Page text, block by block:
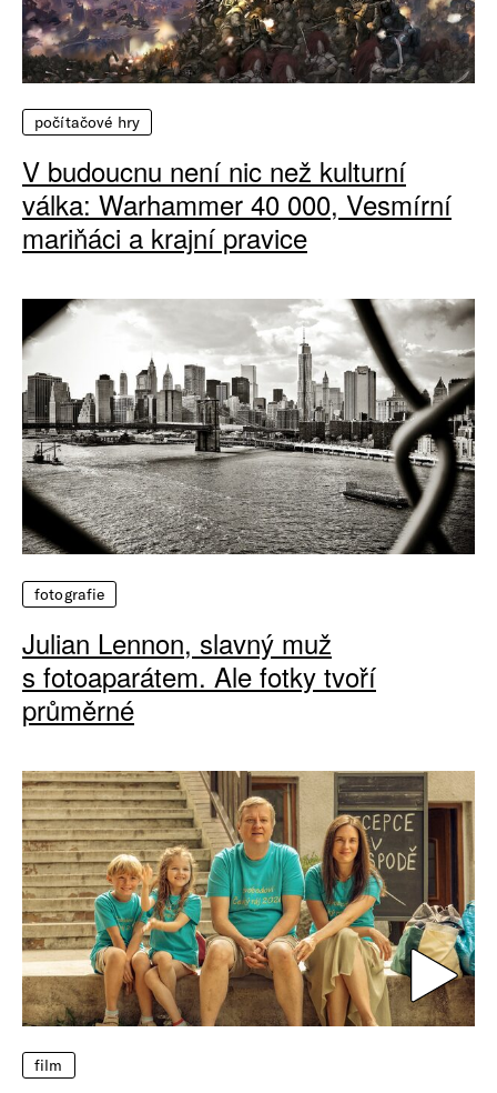
počítačové hry
V budoucnu není nic než kulturní
válka: Warhammer 40 000, Vesmírní
mariňáci a krajní pravice
fotografie
Julian Lennon, slavný muž
s fotoaparátem. Ale fotky tvoří
průměrné
film